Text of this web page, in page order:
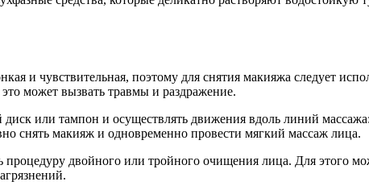
и чувствительная, поэтому для снятия макияжа следует
может вызвать травмы и раздражение.
или тампон и осуществлять движения вдоль линий
снять макияж и одновременно провести мягкий массаж лица.
процедуру двойного или тройного очищения лица. Для этого